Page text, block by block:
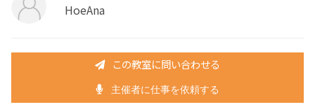
HoeAna
この教室に問い合わせる
主催者に仕事を依頼する